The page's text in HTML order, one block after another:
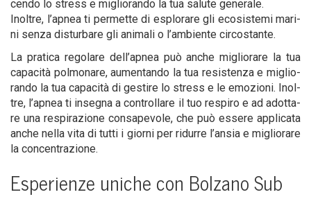
cen­do lo stress e miglio­ran­do la tua salu­te generale.
Inol­tre, l’a­pnea ti per­met­te di esplo­ra­re gli eco­si­ste­mi mari­
ni sen­za distur­ba­re gli ani­ma­li o l’am­bien­te circostante.
La pra­ti­ca rego­la­re del­l’a­pnea può anche miglio­ra­re la tua
capa­ci­tà pol­mo­na­re, aumen­tan­do la tua resi­sten­za e miglio­
ran­do la tua capa­ci­tà di gesti­re lo stress e le emo­zio­ni. Inol­
tre, l’a­pnea ti inse­gna a con­trol­la­re il tuo respi­ro e ad adot­ta­
re una respi­ra­zio­ne con­sa­pe­vo­le, che può esse­re appli­ca­ta
anche nel­la vita di tut­ti i gior­ni per ridur­re l’an­sia e miglio­ra­re
la concentrazione.
Espe­rien­ze uni­che con Bol­za­no Sub